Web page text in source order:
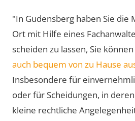
"In Gudensberg haben Sie die
Ort mit Hilfe eines
scheiden zu lassen, Sie
auch bequem von zu Hause
Insbesondere für
oder für Scheidungen, in
kleine rechtliche